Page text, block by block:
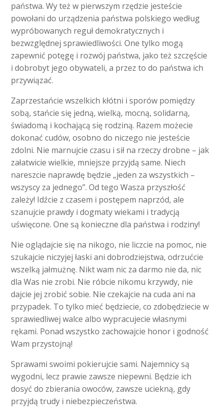
państwa. Wy też w pierwszym rzędzie jesteście
powołani do urządzenia państwa polskiego według
wypróbowanych reguł demokratycznych i
bezwzględnej sprawiedliwości. One tylko mogą
zapewnić potęgę i rozwój państwa, jako też szczęście
i dobrobyt jego obywateli, a przez to do państwa ich
przywiązać.
Zaprzestańcie wszelkich kłótni i sporów pomiędzy
sobą, stańcie się jedną, wielką, mocną, solidarną,
świadomą i kochającą się rodziną. Razem możecie
dokonać cudów, osobno do niczego nie jesteście
zdolni. Nie marnujcie czasu i sił na rzeczy drobne – jak
załatwicie wielkie, mniejsze przyjdą same. Niech
nareszcie naprawdę będzie „jeden za wszystkich –
wszyscy za jednego”. Od tego Wasza przyszłość
zależy! Idźcie z czasem i postępem naprzód, ale
szanujcie prawdy i dogmaty wiekami i tradycją
uświęcone. One są konieczne dla państwa i rodziny!
Nie oglądajcie się na nikogo, nie liczcie na pomoc, nie
szukajcie niczyjej łaski ani dobrodziejstwa, odrzućcie
wszelką jałmużnę. Nikt wam nic za darmo nie da, nic
dla Was nie zrobi. Nie róbcie nikomu krzywdy, nie
dajcie jej zrobić sobie. Nie czekajcie na cuda ani na
przypadek. To tylko mieć będziecie, co zdobędziecie w
sprawiedliwej walce albo wypracujecie własnymi
rękami. Ponad wszystko zachowajcie honor i godność
Wam przystojną!
Sprawami swoimi pokierujcie sami. Najemnicy są
wygodni, lecz prawie zawsze niepewni. Będzie ich
dosyć do zbierania owoców, zawsze uciekną, gdy
przyjdą trudy i niebezpieczeństwa.